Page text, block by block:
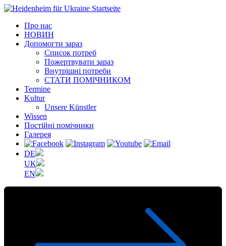
Про нас
НОВИН
Допомогти зараз
Список потреб
Пожертвувати зараз
Внутрішні потреби
СТАТИ ПОМІЧНИКОМ
Termine
Kultur
Unsere Künstler
Wissen
Постійні помічники
Галерея
DE
UK
EN